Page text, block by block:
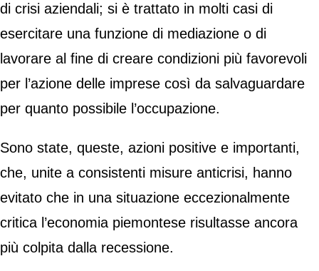
di crisi aziendali; si è trattato in molti casi di
esercitare una funzione di mediazione o di
lavorare al fine di creare condizioni più favorevoli
per l’azione delle imprese così da salvaguardare
per quanto possibile l’occupazione.
Sono state, queste, azioni positive e importanti,
che, unite a consistenti misure anticrisi, hanno
evitato che in una situazione eccezionalmente
critica l’economia piemontese risultasse ancora
più colpita dalla recessione.